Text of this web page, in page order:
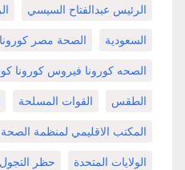
الرئيس عبدالفتاح السيسي
السعودية الصحة مصر كورونا
الصحه كورونا فيروس كورونا كوفيد19
الطقس القوات المسلحة
المكتب الاقليمي لمنظمة
الولايات المتحدة حظر التجول